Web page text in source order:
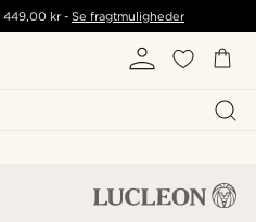
449,00 kr- Se fragtmuligheder